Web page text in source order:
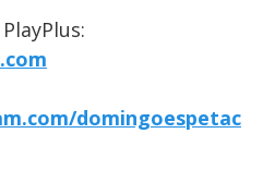
domingoespetac